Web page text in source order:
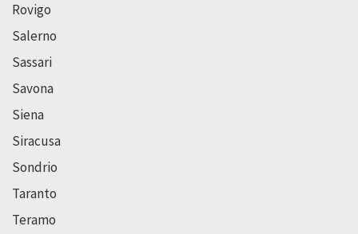
Rovigo
Salerno
Sassari
Savona
Siena
Siracusa
Sondrio
Taranto
Teramo